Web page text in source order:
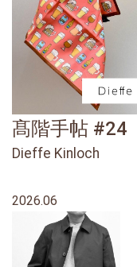
髙階手帖 #24
Dieffe Kinloch
2026.06